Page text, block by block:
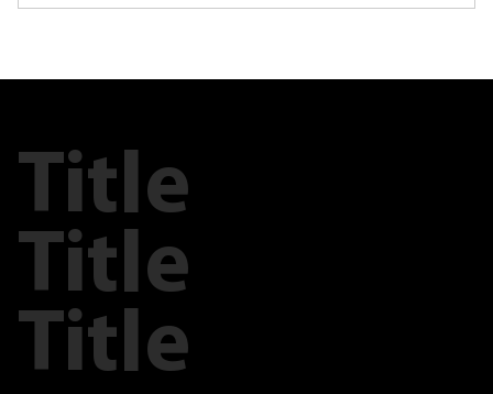
Title
Title
Title